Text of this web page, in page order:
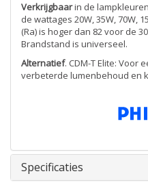
Verkrijgbaarin de
de wattages 20W, 35W, 70W,
(Ra) is hoger dan 82 voor de
Brandstand is universeel.
Alternatief. CDM-T Elite: Voor
verbeterde lumenbehoud en
Specificaties